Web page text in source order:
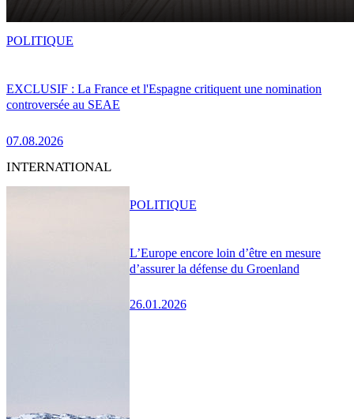
EXCLUSIF : La France et l'Espagne critiquent une nomination
controversée au SEAE
07.08.2026
POLITIQUE
INTERNATIONAL
L’Europe encore loin d’être en mesure
d’assurer la défense du Groenland
26.01.2026
POLITIQUE